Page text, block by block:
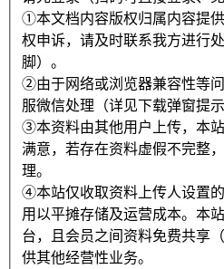
①本文档内容版权归属内容提
权申诉，请及时联系我方进行
脚）。
②由于网络或浏览器兼容性等
服微信处理（详见下载弹窗提
③本资料由其他用户上传，本
满意，若存在资料虚假不完整
理。
④本站仅收取资料上传人设置的
用以平摊存储及运营成本。本
台，且会员之间资料免费共享
供其他经营性业务。